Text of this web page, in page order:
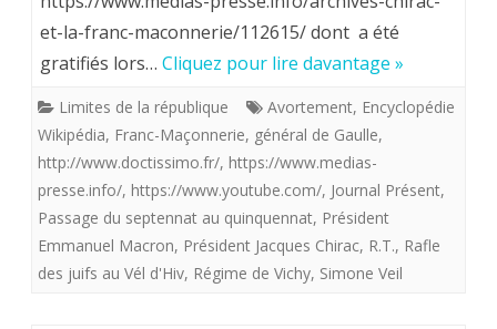
les
une
ombre
portée.
et-la-franc-maconnerie/112615/ dont a été
gratifiés lors… Cliquez pour lire davantage »
Limites de la république Avortement, Encyclopédie
Wikipédia, Franc-Maçonnerie, général de Gaulle,
http://www.doctissimo.fr/, https://www.medias-
presse.info/, https://www.youtube.com/, Journal Présent,
Passage du septennat au quinquennat, Président
Emmanuel Macron, Président Jacques Chirac, R.T., Rafle
des juifs au Vél d'Hiv, Régime de Vichy, Simone Veil